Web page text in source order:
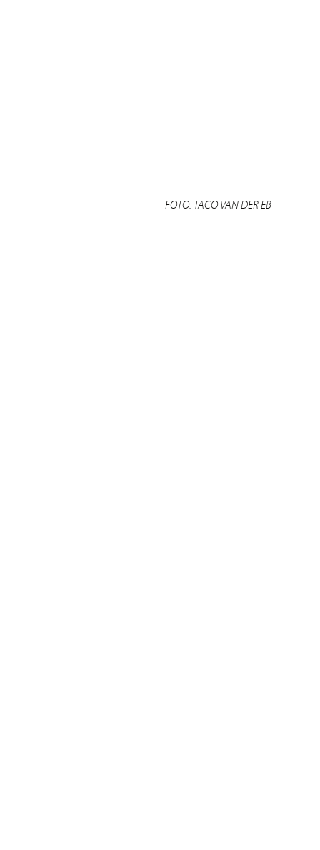
FOTO: TACO VAN DER EB